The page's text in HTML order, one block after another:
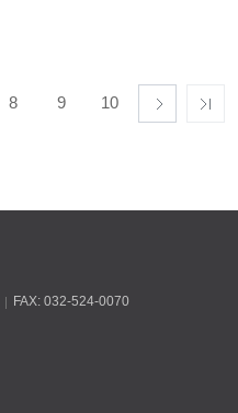
8 9 10
FAX: 032-524-0070